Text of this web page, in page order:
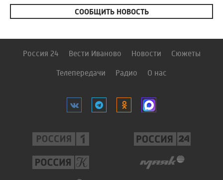
СООБЩИТЬ НОВОСТЬ
Россия 24 Вести Иваново Новости Сюжеты
Телепередачи Радио О нас